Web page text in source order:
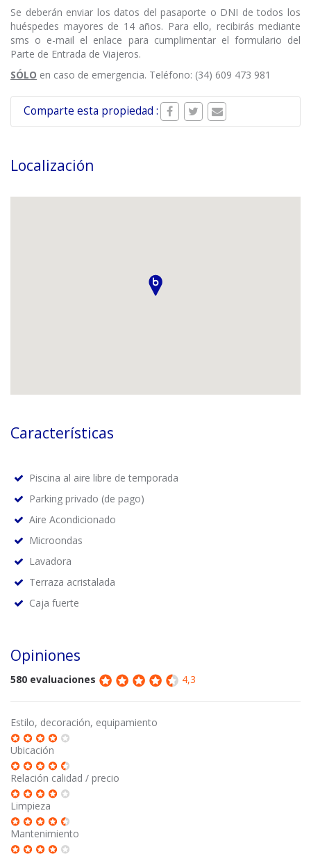
Se deberán enviar los datos del pasaporte o DNI de todos los
huéspedes mayores de 14 años. Para ello, recibirás mediante
sms o e-mail el enlace para cumplimentar el formulario del
Parte de Entrada de Viajeros.
SÓLO en caso de emergencia. Teléfono: (34) 609 473 981
Comparte esta propiedad :
Localización
Características
Piscina al aire libre de temporada
Parking privado (de pago)
Aire Acondicionado
Microondas
Lavadora
Terraza acristalada
Caja fuerte
Opiniones
580 evaluaciones 4,3
Estilo, decoración, equipamiento
Ubicación
Relación calidad / precio
Limpieza
Mantenimiento